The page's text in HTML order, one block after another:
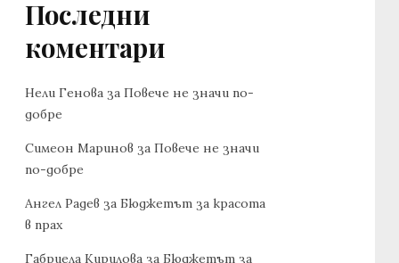
Последни
коментари
Нели Генова за Повече не значи по-
добре
Симеон Маринов за Повече не значи
по-добре
Ангел Радев за Бюджетът за красота
в прах
Габриела Кирилова за Бюджетът за